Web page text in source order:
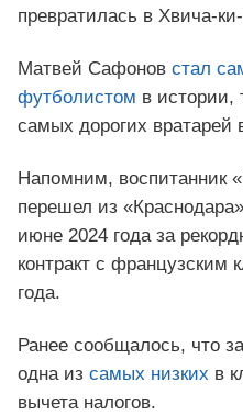
превратилась в Хвича-
Матвей Сафонов стал
футболистом в истории,
самых дорогих вратарей
Напомним, воспитанник
перешел из
июне 2024 года за
контракт с французским
года.
Ранее сообщалось, что
одна из самых низких в
вычета налогов.